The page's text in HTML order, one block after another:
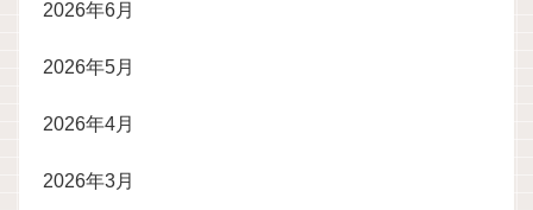
2026年6月
2026年5月
2026年4月
2026年3月